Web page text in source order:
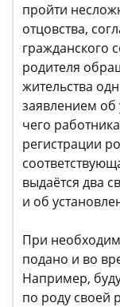
пройти
отцовства,
гражданского
родителя
жительства
заявлением об
чего
регистрации
выдаётся два
и об
При
подано и во
Например,
по роду своей